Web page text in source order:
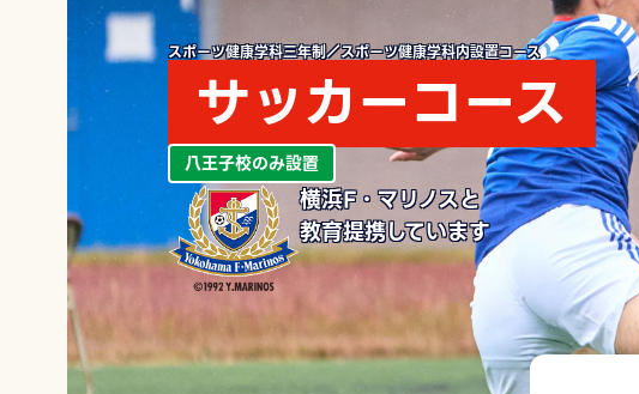
スポーツ健康学科三年制／スポーツ健康学科内設置コース
サッカーコース
八王子校のみ設置
横浜F・マリノスと
教育提携しています